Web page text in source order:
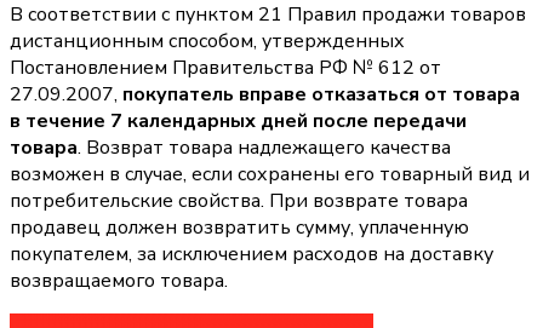
В соответствии с пунктом 21 Правил продажи товаров
дистанционным способом, утвержденных
Постановлением Правительства РФ № 612 от
27.09.2007, покупатель вправе отказаться от товара
в течение 7 календарных дней после передачи
товара. Возврат товара надлежащего качества
возможен в случае, если сохранены его товарный вид и
потребительские свойства. При возврате товара
продавец должен возвратить сумму, уплаченную
покупателем, за исключением расходов на доставку
возвращаемого товара.